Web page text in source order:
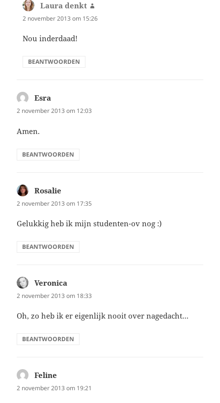
Laura denkt
2 november 2013 om 15:26
Nou inderdaad!
BEANTWOORDEN
Esra
2 november 2013 om 12:03
Amen.
BEANTWOORDEN
Rosalie
2 november 2013 om 17:35
Gelukkig heb ik mijn studenten-ov nog :)
BEANTWOORDEN
Veronica
2 november 2013 om 18:33
Oh, zo heb ik er eigenlijk nooit over nagedacht…
BEANTWOORDEN
Feline
2 november 2013 om 19:21